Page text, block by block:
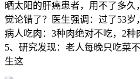
晒太阳的肝癌患者，用不了多
觉论错了？医生强调：过了53
病人吃肉：3种肉绝对不吃，2种
5、研究发现：老人每晚只吃菜
生这